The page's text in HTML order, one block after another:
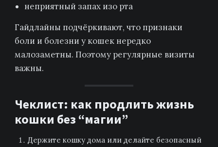
неприятный запах изо рта
Гайдлайны подчёркивают, что признаки
боли и болезни у кошек нередко
малозаметны. Поэтому регулярные визиты
важны.
Чеклист: как продлить жизнь
кошки без “магии”
Держите кошку дома или делайте безопасный